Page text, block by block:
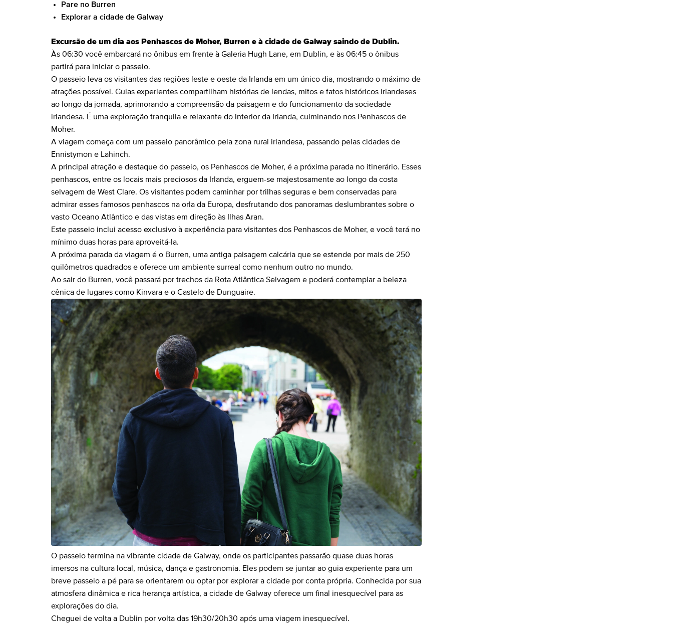
Pare no Burren
Explorar a cidade de Galway
Excursão de um dia aos Penhascos de Moher, Burren e à cidade de Galway saindo de Dublin.
Às 06:30 você embarcará no ônibus em frente à Galeria Hugh Lane, em Dublin, e às 06:45 o ônibus
partirá para iniciar o passeio.
O passeio leva os visitantes das regiões leste e oeste da Irlanda em um único dia, mostrando o máximo de
atrações possível. Guias experientes compartilham histórias de lendas, mitos e fatos históricos irlandeses
ao longo da jornada, aprimorando a compreensão da paisagem e do funcionamento da sociedade
irlandesa. É uma exploração tranquila e relaxante do interior da Irlanda, culminando nos Penhascos de
Moher.
A viagem começa com um passeio panorâmico pela zona rural irlandesa, passando pelas cidades de
Ennistymon e Lahinch.
A principal atração e destaque do passeio, os Penhascos de Moher, é a próxima parada no itinerário. Esses
penhascos, entre os locais mais preciosos da Irlanda, erguem-se majestosamente ao longo da costa
selvagem de West Clare. Os visitantes podem caminhar por trilhas seguras e bem conservadas para
admirar esses famosos penhascos na orla da Europa, desfrutando dos panoramas deslumbrantes sobre o
vasto Oceano Atlântico e das vistas em direção às Ilhas Aran.
Este passeio inclui acesso exclusivo à experiência para visitantes dos Penhascos de Moher, e você terá no
mínimo duas horas para aproveitá-la.
A próxima parada da viagem é o Burren, uma antiga paisagem calcária que se estende por mais de 250
quilômetros quadrados e oferece um ambiente surreal como nenhum outro no mundo.
Ao sair do Burren, você passará por trechos da Rota Atlântica Selvagem e poderá contemplar a beleza
cênica de lugares como Kinvara e o Castelo de Dunguaire.
O passeio termina na vibrante cidade de Galway, onde os participantes passarão quase duas horas
imersos na cultura local, música, dança e gastronomia. Eles podem se juntar ao guia experiente para um
breve passeio a pé para se orientarem ou optar por explorar a cidade por conta própria. Conhecida por sua
atmosfera dinâmica e rica herança artística, a cidade de Galway oferece um final inesquecível para as
explorações do dia.
Cheguei de volta a Dublin por volta das 19h30/20h30 após uma viagem inesquecível.